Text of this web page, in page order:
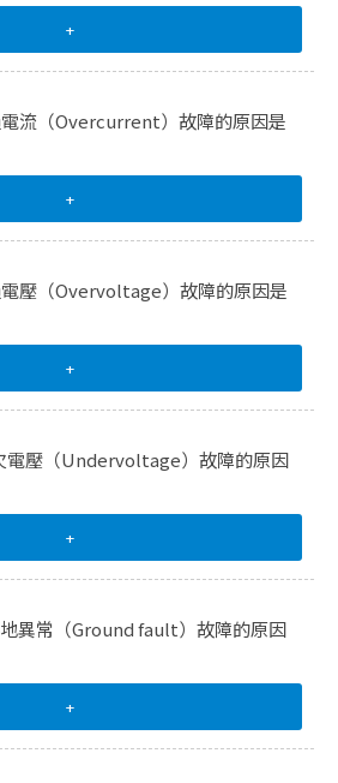
+
流（Overcurrent）故障的原因是
+
壓（Overvoltage）故障的原因是
+
電壓（Undervoltage）故障的原因
+
異常（Ground fault）故障的原因
+